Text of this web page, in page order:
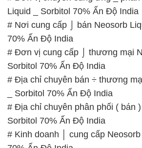
Sorbitol 70% Ấn Độ India
# Địa chỉ chuyên bán ÷ thương
_ Sorbitol 70% Ấn Độ India
# Địa chỉ chuyên phân phối ( bán
Sorbitol 70% Ấn Độ India
# Kinh doanh │ cung cấp
70% Ấn Độ India
# Cty chuyên cung cấp ■ cung
_ Sorbitol 70% Ấn Độ India
# Nơi chuyên phân phối π cung
_ Sorbitol 70% Ấn Độ India